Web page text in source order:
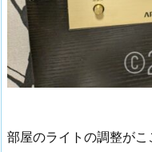
部屋のライトの調整が